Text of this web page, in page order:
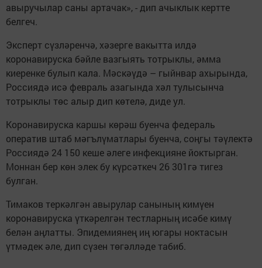
авыручылар саны артачак», - дип ачыклык кертте
белгеч.
Эксперт сүзләренчә, хәзерге вакытта илдә
коронавируска бәйле вазгыять тотрыклы, әмма
киеренке булып кала. Мәскәүдә – гыйнвар ахырында,
Россиядә исә февраль азагында хәл тулысынча
тотрыклы төс алыр дип көтелә, диде ул.
Коронавируска каршы көрәш буенча федераль
оператив штаб мәгълүматлары буенча, соңгы тәүлектә
Россиядә 24 150 кеше әлеге инфекцияне йоктырган.
Моннан бер көн элек бу күрсәткеч 26 301гә тигез
булган.
Тимаков теркәлгән авырулар санының кимүен
коронавируска үткәрелгән тестларның исәбе кимү
белән аңлатты. Эпидемиянең иң югары ноктасын
үтмәдек әле, дип сүзен төгәлләде табиб.